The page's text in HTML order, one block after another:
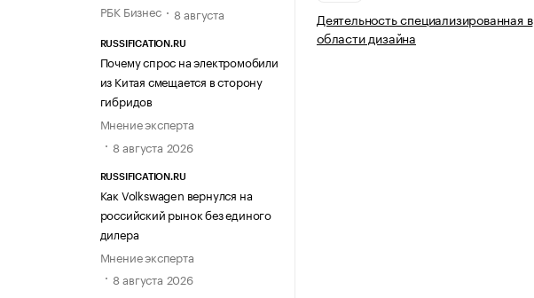
РБК Бизнес
8 августа
RUSSIFICATION.RU
Почему спрос на электромобили
из Китая смещается в сторону
гибридов
Мнение эксперта
8 августа 2026
RUSSIFICATION.RU
Как Volkswagen вернулся на
российский рынок без единого
дилера
Мнение эксперта
8 августа 2026
Деятельность специализированная в
области дизайна